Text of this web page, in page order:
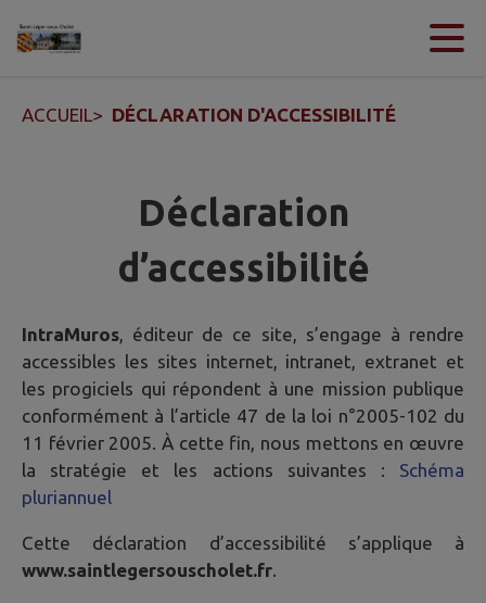
Contenu
ACCUEIL> DÉCLARATION D'ACCESSIBILITÉ
Déclaration
d’accessibilité
IntraMuros, éditeur de ce site, s’engage à rendre
accessibles les sites internet, intranet, extranet et
les progiciels qui répondent à une mission publique
conformément à l’article 47 de la loi n°2005-102 du
11 février 2005. À cette fin, nous mettons en œuvre
la stratégie et les actions suivantes : Schéma
pluriannuel
Cette déclaration d’accessibilité s’applique à
www.saintlegersouscholet.fr.